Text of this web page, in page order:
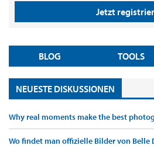
Jetzt
BLOG TOOLS
NEUESTE DISKUSSIONEN
Why real moments make the best
Wo findet man offizielle Bilder von Belle